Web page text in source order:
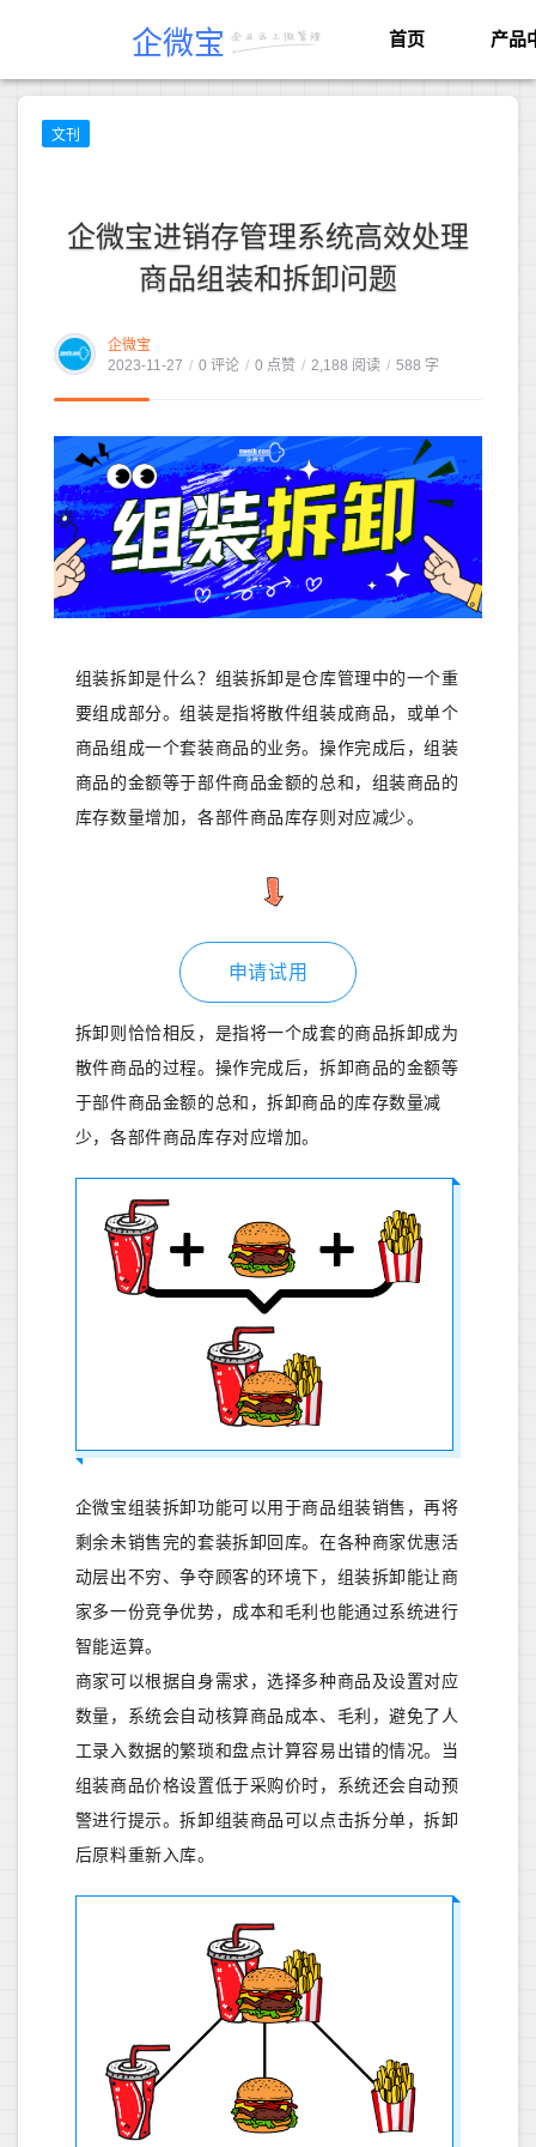
企微宝 首页 产品
文刊
企微宝进销存管理系统高效处理
商品组装和拆卸问题
企微宝
2023-11-27 / 0 评论 / 0 点赞 / 2,188 阅读 / 588 字
组装拆卸是什么？组装拆卸是仓库管理中的一个重
要组成部分。组装是指将散件组装成商品，或单个
商品组成一个套装商品的业务。操作完成后，组装
商品的金额等于部件商品金额的总和，组装商品的
库存数量增加，各部件商品库存则对应减少。
申请试用
拆卸则恰恰相反，是指将一个成套的商品拆卸成为
散件商品的过程。操作完成后，拆卸商品的金额等
于部件商品金额的总和，拆卸商品的库存数量减
少，各部件商品库存对应增加。
企微宝组装拆卸功能可以用于商品组装销售，再将
剩余未销售完的套装拆卸回库。在各种商家优惠活
动层出不穷、争夺顾客的环境下，组装拆卸能让商
家多一份竞争优势，成本和毛利也能通过系统进行
智能运算。
商家可以根据自身需求，选择多种商品及设置对应
数量，系统会自动核算商品成本、毛利，避免了人
工录入数据的繁琐和盘点计算容易出错的情况。当
组装商品价格设置低于采购价时，系统还会自动预
警进行提示。拆卸组装商品可以点击拆分单，拆卸
后原料重新入库。